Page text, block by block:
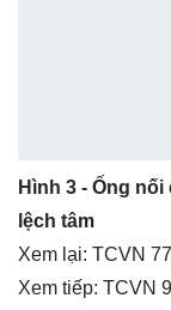
Hình 3 - Ống
lệch tâm
Xem lại: TCVN
Xem tiếp: TCVN